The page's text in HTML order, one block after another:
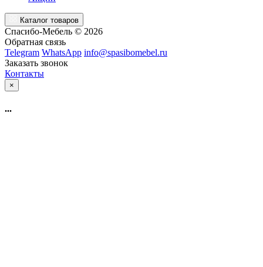
Каталог товаров
Спасибо-Мебель © 2026
Обратная связь
Telegram WhatsApp info@spasibomebel.ru
Заказать звонок
Контакты
×
...